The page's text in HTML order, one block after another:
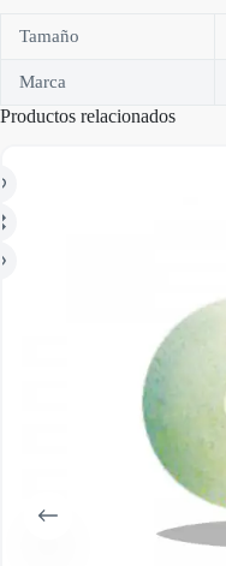
Tamaño
Marca
Productos relacionados